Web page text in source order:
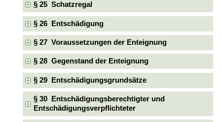
§ 25 Schatzregal
§ 26 Entschädigung
§ 27 Voraussetzungen der Enteignung
§ 28 Gegenstand der Enteignung
§ 29 Entschädigungsgrundsätze
§ 30 Entschädigungsberechtigter und
Entschädigungsverpflichteter